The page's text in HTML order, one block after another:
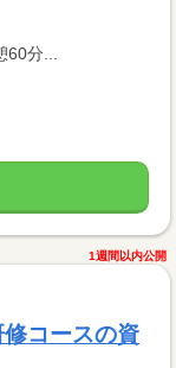
分...
1週間以内公開
コースの資